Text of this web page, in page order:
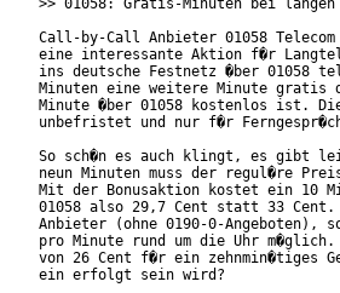
>> 01058: Gratis-Minuten bei langen
Call-by-Call Anbieter 01058
eine interessante Aktion f�r
ins deutsche Festnetz �ber 01058
Minuten eine weitere Minute gratis
Minute �ber 01058 kostenlos ist.
unbefristet und nur f�r
So sch�n es auch klingt, es gibt
neun Minuten muss der regul�re
Mit der Bonusaktion kostet ein 10
01058 also 29,7 Cent statt 33
Anbieter (ohne 0190-0-Angeboten),
pro Minute rund um die Uhr m�glich.
von 26 Cent f�r ein zehnmin�tiges
ein erfolgt sein wird?